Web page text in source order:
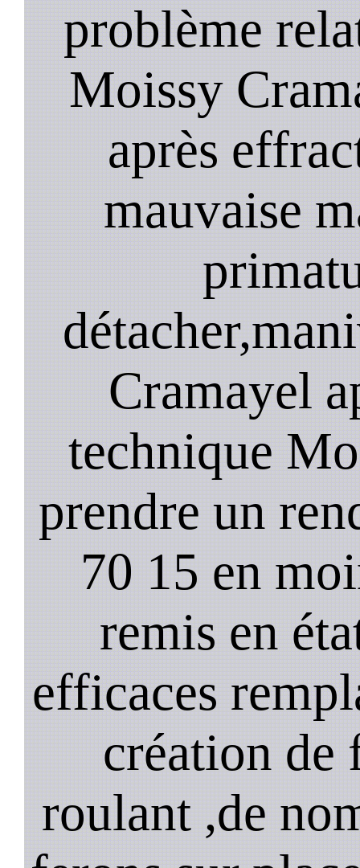
problème
Moissy
après
mauvaise
Cramayel
technique
prendre un
70 15 en
remis en
efficaces
création de
roulant ,de